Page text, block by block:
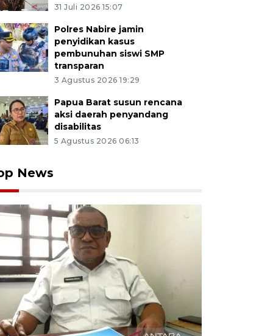
31 Juli 2026 15:07
Polres Nabire jamin
penyidikan kasus
pembunuhan siswi SMP
transparan
3 Agustus 2026 19:29
Papua Barat susun rencana
aksi daerah penyandang
disabilitas
5 Agustus 2026 06:13
News